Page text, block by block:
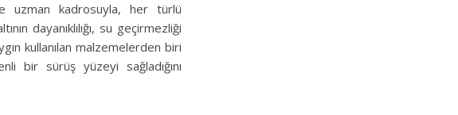
uzman kadrosuyla, her türlü
dayanıklılığı, su geçirmezliği
kullanılan malzemelerden biri
bir sürüş yüzeyi sağladığını